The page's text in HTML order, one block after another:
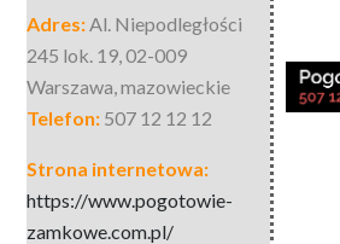
Adres:Al. Niepodległości
245 lok. 19,02-009
Warszawa,mazowieckie
Telefon: 507 12 12 12
Strona internetowa:
https://www.pogotowie-
zamkowe.com.pl/